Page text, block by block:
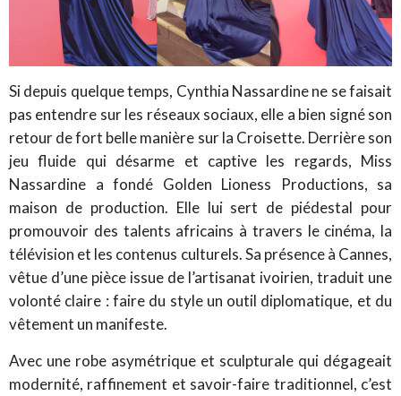
Si depuis quelque temps, Cynthia Nassardine ne se faisait
pas entendre sur les réseaux sociaux, elle a bien signé son
retour de fort belle manière sur la Croisette. Derrière son
jeu fluide qui désarme et captive les regards, Miss
Nassardine a fondé Golden Lioness Productions, sa
maison de production. Elle lui sert de piédestal pour
promouvoir des talents africains à travers le cinéma, la
télévision et les contenus culturels. Sa présence à Cannes,
vêtue d’une pièce issue de l’artisanat ivoirien, traduit une
volonté claire : faire du style un outil diplomatique, et du
vêtement un manifeste.
Avec une robe asymétrique et sculpturale qui dégageait
modernité, raffinement et savoir-faire traditionnel, c’est